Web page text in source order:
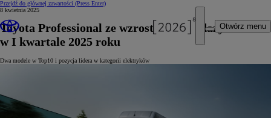
Przejdź do głównej zawartości (Press Enter)
Otwórz menu
8 kwietnia 2025
Toyota Professional ze wzrostem sprzedaży
w I kwartale 2025 roku
Dwa modele w Top10 i pozycja lidera w kategorii elektryków